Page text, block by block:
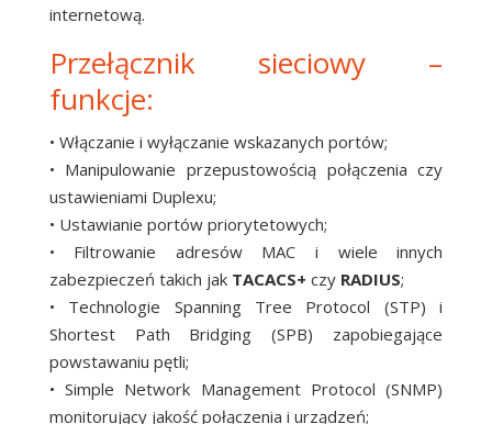
internetową.
Przełącznik sieciowy –
funkcje:
• Włączanie i wyłączanie wskazanych portów;
• Manipulowanie przepustowością połączenia czy
ustawieniami Duplexu;
• Ustawianie portów priorytetowych;
• Filtrowanie adresów MAC i wiele innych
zabezpieczeń takich jak TACACS+ czy RADIUS;
• Technologie Spanning Tree Protocol (STP) i
Shortest Path Bridging (SPB) zapobiegające
powstawaniu pętli;
• Simple Network Management Protocol (SNMP)
monitorujący jakość połączenia i urządzeń;